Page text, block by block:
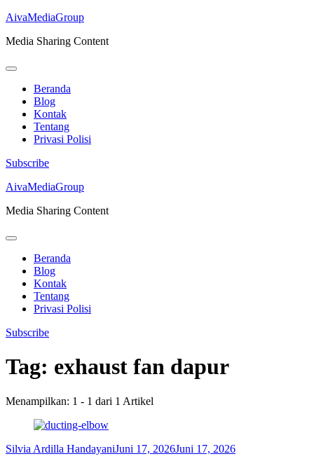
AivaMediaGroup
Media Sharing Content
Beranda
Blog
Kontak
Tentang
Privasi Polisi
Subscribe
Lompat
konten
Enter)
AivaMediaGroup
Media Sharing Content
Beranda
Blog
Kontak
Tentang
Privasi Polisi
Subscribe
Tag: exhaust fan dapur
Menampilkan: 1 - 1 dari 1 Artikel
Silvia Ardilla HandayaniJuni 17, 2026Juni 17, 2026